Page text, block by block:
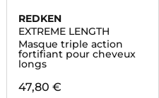
REDKEN
EXTREME LENGTH
Masque triple action
fortifiant pour cheveux
longs
47,80 €